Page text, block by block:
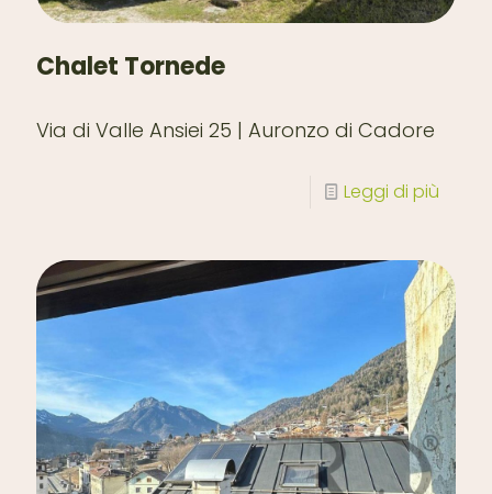
Chalet Tornede
Via di Valle Ansiei 25 | Auronzo di Cadore
Leggi di più